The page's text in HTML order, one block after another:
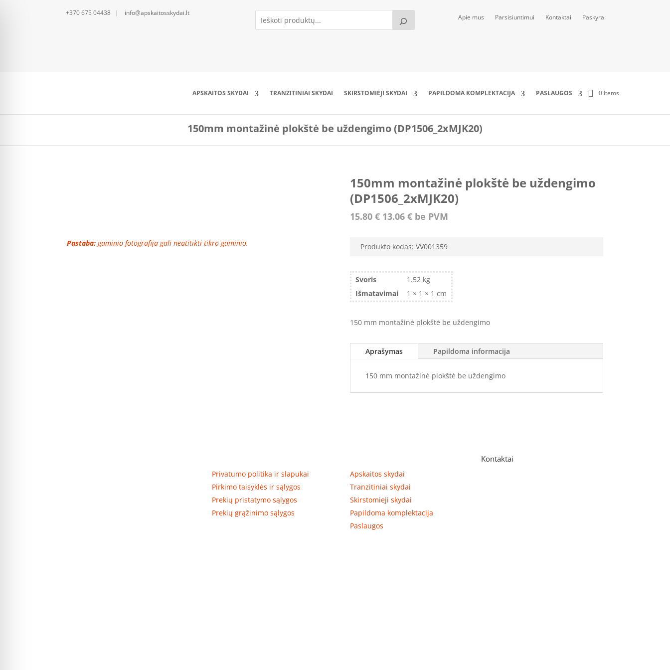
+370 675 04438 | info@apskaitosskydai.lt
Apie mus Parsisiuntimui Kontaktai Paskyra
APSKAITOS SKYDAI TRANZITINIAI SKYDAI SKIRSTOMIEJI SKYDAI PAPILDOMA KOMPLEKTACIJA PASLAUGOS 0 Items
150mm montažinė plokštė be uždengimo (DP1506_2xMJK20)
Pastaba: gaminio fotografija gali neatitikti tikro gaminio.
150mm montažinė plokštė be uždengimo
(DP1506_2xMJK20)
15.80 € 13.06 €be PVM
Produkto kodas: VV001359
Svoris
1.52 kg
Išmatavimai
1 × 1 × 1 cm
150 mm montažinė plokštė be uždengimo
Aprašymas Papildoma informacija
150 mm montažinė plokštė be uždengimo
Privatumo politika ir slapukai
Pirkimo taisyklės ir sąlygos
Prekių pristatymo sąlygos
Prekių grąžinimo sąlygos
Apskaitos skydai
Tranzitiniai skydai
Skirstomieji skydai
Papildoma komplektacija
Paslaugos
Kontaktai